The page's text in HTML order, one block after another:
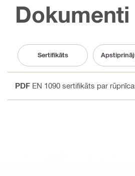
Dokumenti
Sertifikāts
PDF EN 1090 sertifikāts par